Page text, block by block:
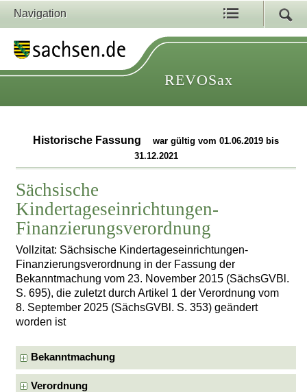
Navigation
REVOSax
Historische Fassung
war gültig vom 01.06.2019 bis
31.12.2021
Sächsische
Kindertageseinrichtungen-
Finanzierungsverordnung
Vollzitat: Sächsische Kindertageseinrichtungen-
Finanzierungsverordnung in der Fassung der
Bekanntmachung vom 23. November 2015 (SächsGVBl.
S. 695), die zuletzt durch Artikel 1 der Verordnung vom
8. September 2025 (SächsGVBl. S. 353) geändert
worden ist
Bekanntmachung
Verordnung